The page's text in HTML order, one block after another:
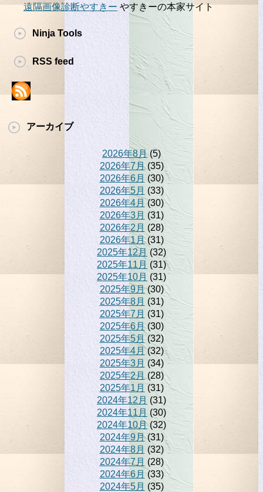
遠隔画像診断やすきー やすきーの本家サイト
Ninja Tools
RSS feed
アーカイブ
2026年8月(5)
2026年7月(35)
2026年6月 (30)
2026年5月 (33)
2026年4月 (30)
2026年3月 (31)
2026年2月 (28)
2026年1月(31)
2025年12月 (32)
2025年11月 (31)
2025年10月 (31)
2025年9月(30)
2025年8月 (31)
2025年7月 (31)
2025年6月(30)
2025年5月(32)
2025年4月(32)
2025年3月(34)
2025年2月(28)
2025年1月 (31)
2024年12月 (31)
2024年11月(30)
2024年10月(32)
2024年9月(31)
2024年8月 (32)
2024年7月 (28)
2024年6月 (33)
2024年5月 (35)